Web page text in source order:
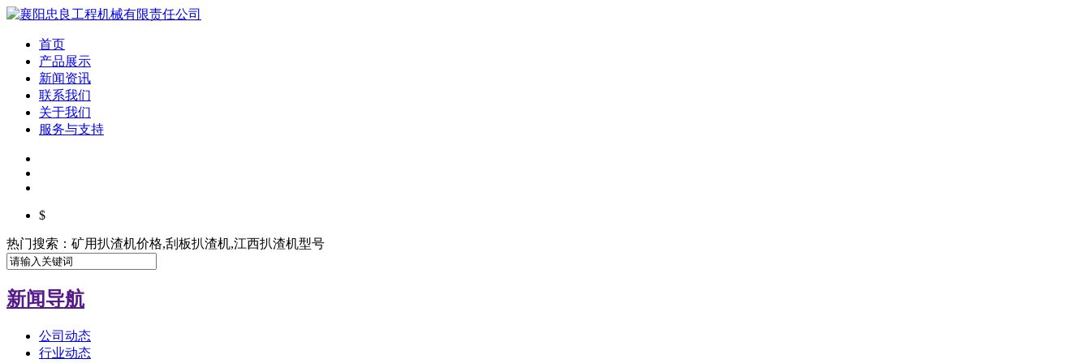
首页
产品展示
新闻资讯
联系我们
关于我们
服务与支持
$
热门搜索：矿用扒渣机价格,刮板扒渣机,江西扒渣机型号
新闻导航
公司动态
行业动态